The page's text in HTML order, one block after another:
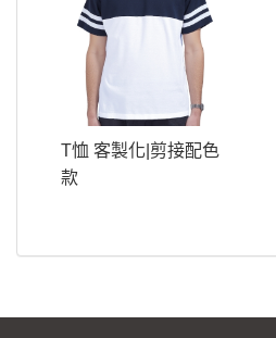
T恤 客製化|剪接配色
款